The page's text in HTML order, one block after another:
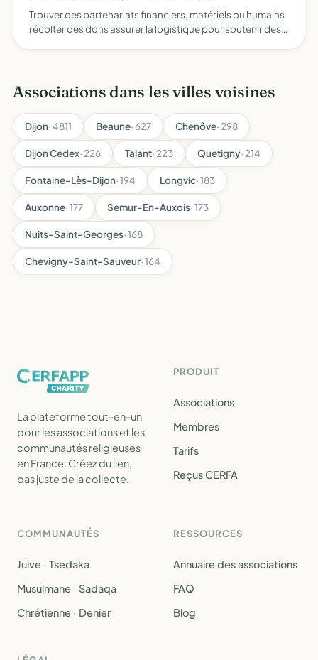
Trouver des partenariats financiers, matériels ou humains
récolter des dons assurer la logistique pour soutenir des
Associations dans les villes voisines
Dijon· 4811 Beaune· 627 Chenôve· 298
Dijon Cedex· 226 Talant· 223 Quetigny· 214
Fontaine-Lès-Dijon· 194 Longvic· 183
Auxonne· 177 Semur-En-Auxois· 173
Nuits-Saint-Georges· 168
Chevigny-Saint-Sauveur· 164
La plateforme tout-en-un
pour les associations et les
communautés religieuses
en France. Créez du lien,
pas juste de la collecte.
PRODUIT
Associations
Membres
Tarifs
Reçus CERFA
COMMUNAUTÉS
Juive · Tsedaka
Musulmane · Sadaqa
Chrétienne · Denier
RESSOURCES
Annuaire des associations
FAQ
Blog